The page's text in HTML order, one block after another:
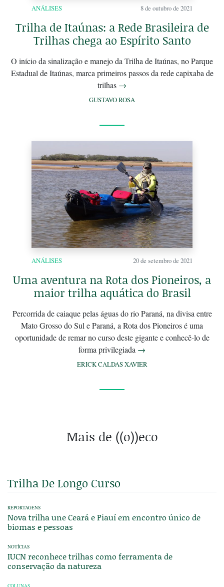
ANÁLISES 8 de outubro de 2021
Trilha de Itaúnas: a Rede Brasileira de
Trilhas chega ao Espírito Santo
O início da sinalização e manejo da Trilha de Itaúnas, no Parque
Estadual de Itaúnas, marca primeiros passos da rede capixaba de
trilhas →
GUSTAVO ROSA
ANÁLISES 20 de setembro de 2021
Uma aventura na Rota dos Pioneiros, a
maior trilha aquática do Brasil
Percorrida de caiaque pelas águas do rio Paraná, na divisa entre
Mato Grosso do Sul e Paraná, a Rota dos Pioneiros é uma
oportunidade de remar no curso deste gigante e conhecê-lo de
forma privilegiada →
ERICK CALDAS XAVIER
Mais de ((o))eco
Trilha De Longo Curso
REPORTAGENS
Nova trilha une Ceará e Piauí em encontro único de
biomas e pessoas
NOTÍCIAS
IUCN reconhece trilhas como ferramenta de
conservação da natureza